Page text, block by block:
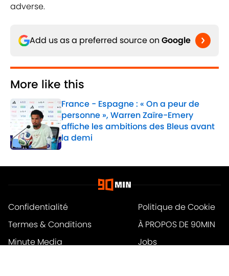
adverse.
Add us as a preferred source on Google
More like this
France - Espagne : « On a peur de
personne », Warren Zaïre-Emery
affiche les ambitions des Bleus avant
la demi
Published by on Invalid Date
Confidentialité
Politique de Cookie
Termes & Conditions
À PROPOS DE 90MIN
Minute Media
Jobs